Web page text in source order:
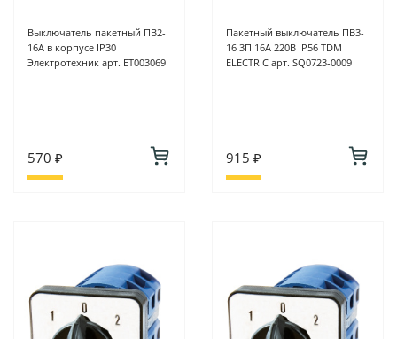
Выключатель пакетный ПВ2-
16А в корпусе IP30
Электротехник арт. ET003069
570 ₽
Пакетный выключатель ПВ3-
16 3П 16А 220В IP56 TDM
ELECTRIC арт. SQ0723-0009
915 ₽